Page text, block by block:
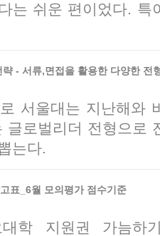
는 쉬운 편이었다. 특
서울대는 지난해와
글로벌리더 전형으로
는다.
표_6월 모의평가 점수기준
학 지원권 가늠하기